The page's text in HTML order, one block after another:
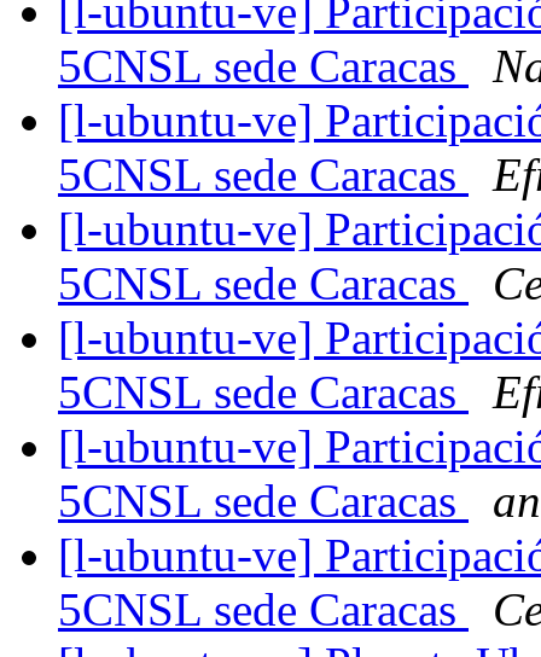
[l-ubuntu-ve]
5CNSL sede Caracas
[l-ubuntu-ve]
5CNSL sede Caracas
[l-ubuntu-ve]
5CNSL sede Caracas
[l-ubuntu-ve]
5CNSL sede Caracas
[l-ubuntu-ve]
5CNSL sede Caracas
[l-ubuntu-ve]
5CNSL sede Caracas